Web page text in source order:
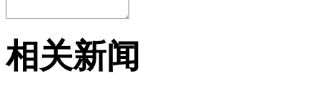
相关新闻